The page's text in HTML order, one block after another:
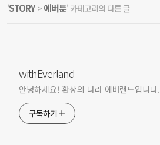
'STORY> 에버툰' 카테고리의 다른 글
withEverland
안녕하세요! 환상의 나라 에버랜드입니다.
구독하기